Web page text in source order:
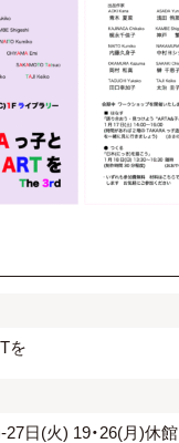
を
日(火) 19・26(月)休館